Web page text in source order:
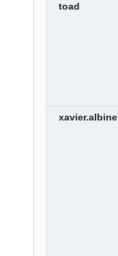
toad
xavier.albine